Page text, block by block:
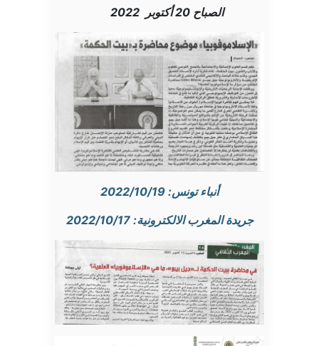
الصباح 20 أكتوبر
2022
أنباء تونس: 2022/10/19
جريدة المغرب الالكترونية: 2022/10/17